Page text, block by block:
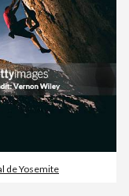
de Yosemite